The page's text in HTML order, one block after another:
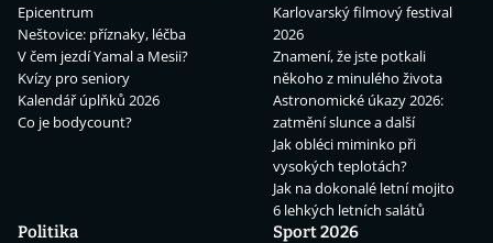
Epicentrum
Neštovice: příznaky, léčba
V čem jezdí Yamal a Mesii?
Kvízy pro seniory
Kalendář úplňků 2026
Co je bodycount?
Karlovarský filmový festival
2026
Znamení, že jste potkali
někoho z minulého života
Astronomické úkazy 2026:
zatmění slunce a další
Jak obléci miminko při
vysokých teplotách?
Jak na dokonalé letní mojito
6 lehkých letních salátů
Politika
Sport 2026